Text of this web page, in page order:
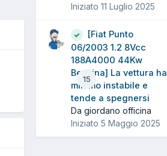
Iniziato 11 Luglio 2025
15
[Fiat Punto
06/2003 1.2 8Vcc
188A4000 44Kw
Benzina] La vettura ha
minimo instabile e
tende a spegnersi
Da giordano officina
Iniziato 5 Maggio 2025